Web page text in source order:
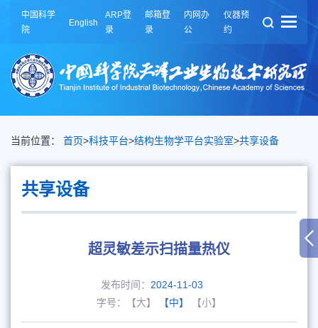
中国科学
院
English
ARP登
录
邮箱登
录
内网办
公
仪器预
约
当前位置： 首页>科技平台>结构生物学平台实验室>共享设备
共享设备
超灵敏差示扫描量热仪
发布时间： 2024-11-03
字号：
【大】 【中】 【小】